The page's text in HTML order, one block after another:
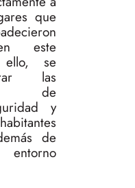
que
este
ello, se
las
de
y
de